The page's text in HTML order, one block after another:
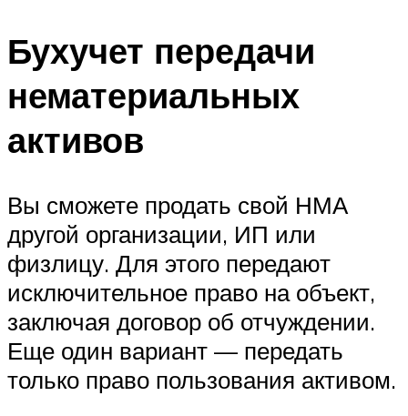
Бухучет передачи
нематериальных
активов
Вы сможете продать свой НМА
другой организации, ИП или
физлицу. Для этого передают
исключительное право на объект,
заключая договор об отчуждении.
Еще один вариант — передать
только право пользования активом.